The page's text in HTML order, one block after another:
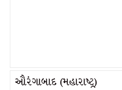
ઔરંગાબાદ (મહારાષ્ટ્ર)